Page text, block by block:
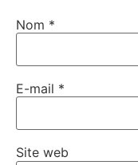
Nom *
E-mail *
Site web